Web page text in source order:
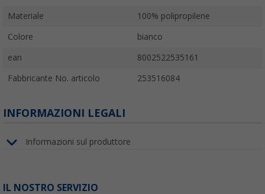
Materiale 100% polipropilene
Colore bianco
ean 8002522535161
Fabbricante No. articolo 253516084
INFORMAZIONI LEGALI
Informazioni sul produttore
IL NOSTRO SERVIZIO